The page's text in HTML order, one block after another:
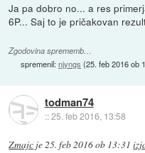
Ja pa dobro no... a res
6P... Saj to je pričakovan
Zgodovina sprememb…
spremenil:njyngs (25. feb 2016 ob
todman74
::25. feb 2016, 13:58
Zmajc je25. feb 2016 ob 13:31